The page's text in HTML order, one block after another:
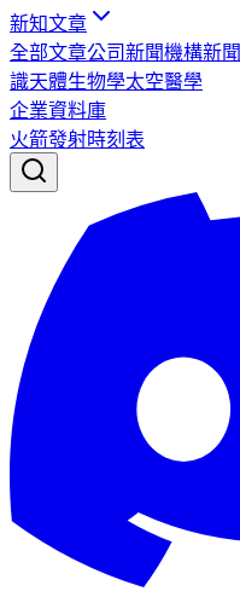
新知文章
全部文章公司新聞機構新聞
識天體生物學太空醫學
企業資料庫
火箭發射時刻表